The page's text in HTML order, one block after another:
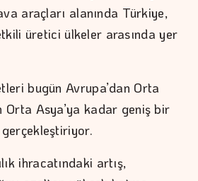
araçları alanında Türkiye,
üretici ülkeler arasında yer
bugün Avrupa’dan Orta
Orta Asya’ya kadar geniş bir
ihracatındaki artış,